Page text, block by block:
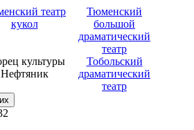
театр
кукол
Тюменский
большой
драматический
театр
культуры
Нефтяник
Тобольский
драматический
театр